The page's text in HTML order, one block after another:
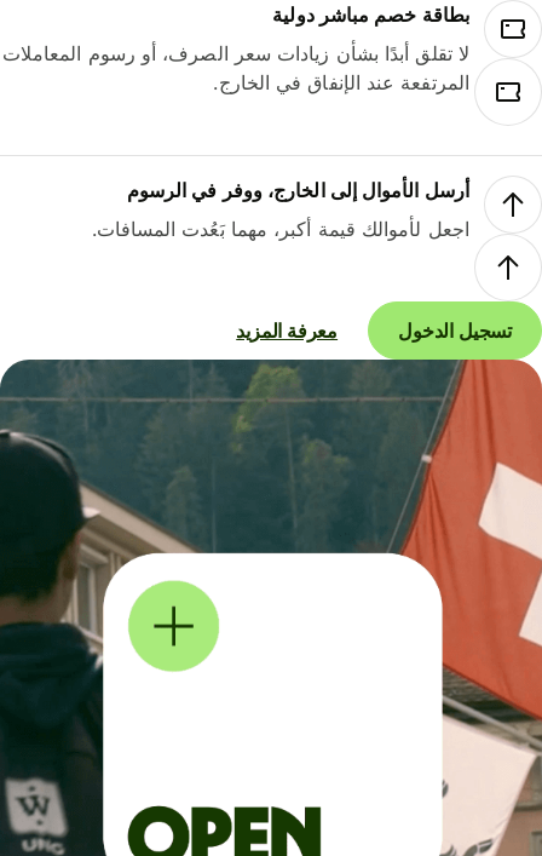
بطاقة خصم مباشر دولية
لا تقلق أبدًا بشأن زيادات سعر الصرف، أو رسوم المعاملات
المرتفعة عند الإنفاق في الخارج.
أرسل الأموال إلى الخارج، ووفر في الرسوم
اجعل لأموالك قيمة أكبر، مهما بَعُدت المسافات.
تسجيل الدخول معرفة المزيد